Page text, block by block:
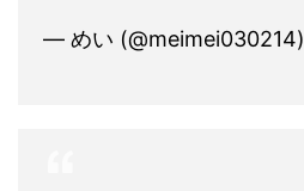
— めい (@meimei030214)